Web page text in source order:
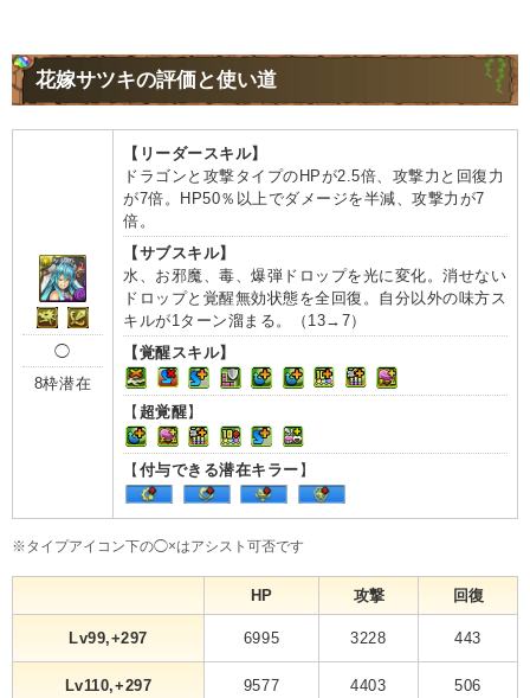
花嫁サツキの評価と使い道
◯
8枠潜在
【リーダースキル】
ドラゴンと攻撃タイプのHPが2.5倍、攻撃力と回復力
が7倍。HP50％以上でダメージを半減、攻撃力が7
倍。
【サブスキル】
水、お邪魔、毒、爆弾ドロップを光に変化。消せない
ドロップと覚醒無効状態を全回復。自分以外の味方ス
キルが1ターン溜まる。（13→7）
【覚醒スキル】
【超覚醒】
【 付与できる潜在キラー 】
※タイプアイコン下の◯×はアシスト可否です
HP 攻撃 回復
Lv99,+297 6995 3228 443
Lv110,+297 9577 4403 506